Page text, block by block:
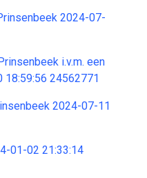
2024-07-
i.v.m. een
24562771
2024-07-11
01-02 21:33:14